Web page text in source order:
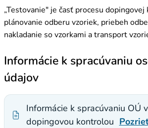
„Testovanie" je časť procesu
plánovanie odberu vzoriek, priebeh
nakladanie so vzorkami a transport
Informácie k spracúvaniu
údajov
Informácie k spracúvaniu OÚ
dopingovou kontrolou